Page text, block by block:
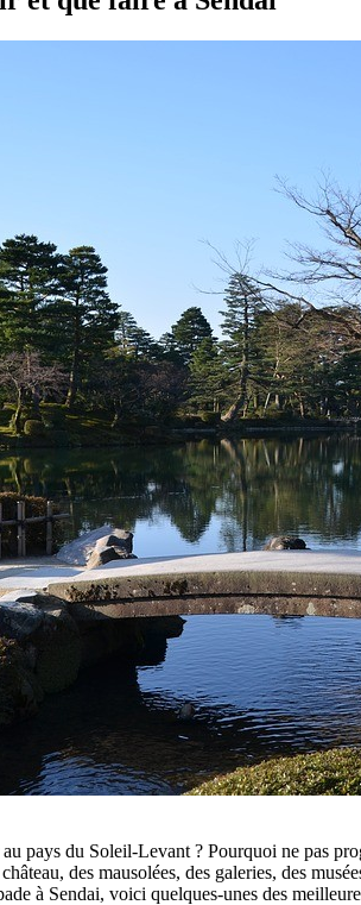
pays du Soleil-Levant ? Pourquoi ne pas
des mausolées, des galeries, des
à Sendai, voici quelques-unes des